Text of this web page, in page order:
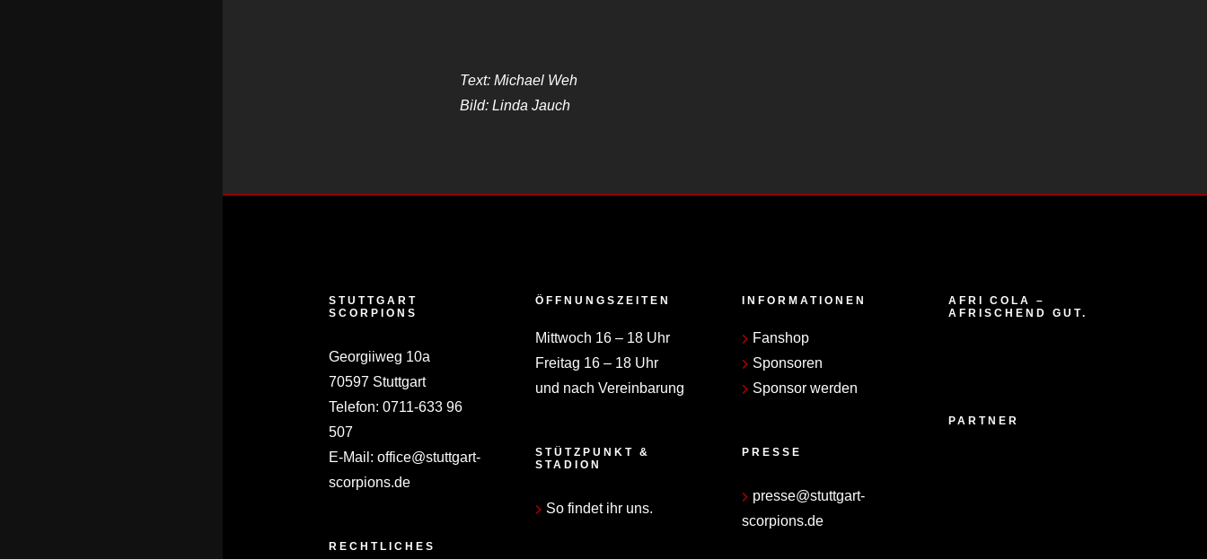
Text: Michael Weh
Bild: Linda Jauch
STUTTGART
SCORPIONS
Georgiiweg 10a
70597 Stuttgart
Telefon: 0711-633 96
507
E-Mail: office@stuttgart-
scorpions.de
RECHTLICHES
ÖFFNUNGSZEITEN
Mittwoch 16 – 18 Uhr
Freitag 16 – 18 Uhr
und nach Vereinbarung
STÜTZPUNKT &
STADION
So findet ihr uns.
INFORMATIONEN
Fanshop
Sponsoren
Sponsor werden
PRESSE
presse@stuttgart-
scorpions.de
AFRI COLA –
AFRISCHEND GUT.
PARTNER